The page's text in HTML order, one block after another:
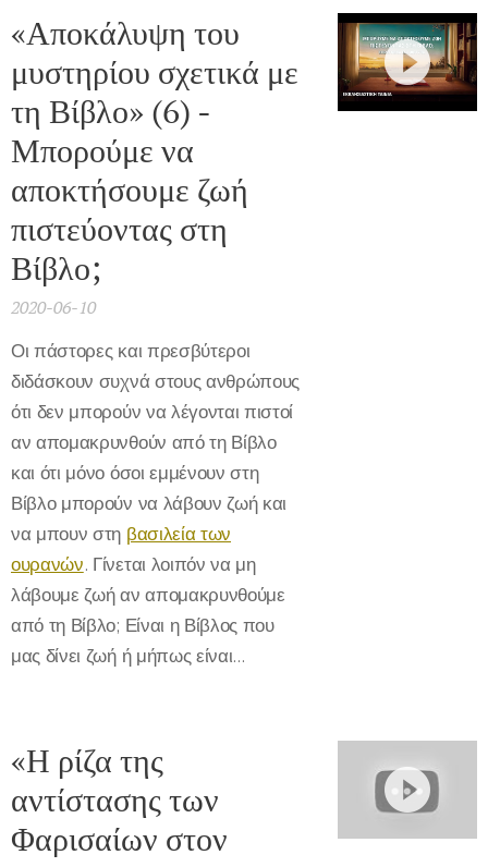
«Αποκάλυψη του
μυστηρίου σχετικά με
τη Βίβλο» (6) -
Μπορούμε να
αποκτήσουμε ζωή
πιστεύοντας στη
Βίβλο;
2020-06-10
Οι πάστορες και πρεσβύτεροι
διδάσκουν συχνά στους ανθρώπους
ότι δεν μπορούν να λέγονται πιστοί
αν απομακρυνθούν από τη Βίβλο
και ότι μόνο όσοι εμμένουν στη
Βίβλο μπορούν να λάβουν ζωή και
να μπουν στη βασιλεία των
ουρανών. Γίνεται λοιπόν να μη
λάβουμε ζωή αν απομακρυνθούμε
από τη Βίβλο; Είναι η Βίβλος που
μας δίνει ζωή ή μήπως είναι...
«Η ρίζα της
αντίστασης των
Φαρισαίων στον